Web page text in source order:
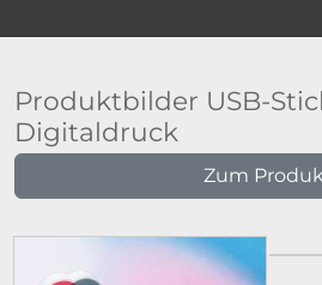
Produktbilder USB-
Digitaldruck
Zum